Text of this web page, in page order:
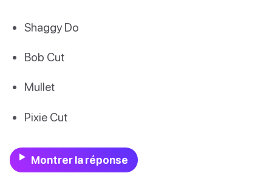
Shaggy Do
Bob Cut
Mullet
Pixie Cut
Montrer la réponse